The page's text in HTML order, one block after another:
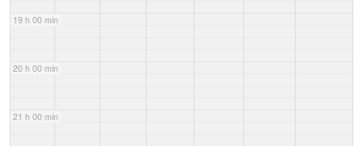
19 h 00 min
20 h 00 min
21 h 00 min